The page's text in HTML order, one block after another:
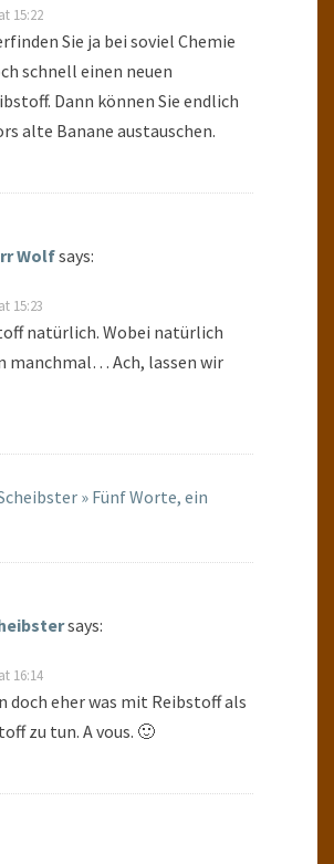
15:22
Sie ja bei soviel Chemie
schnell einen neuen
Dann können Sie endlich
alte Banane austauschen.
Wolfsays:
15:23
natürlich. Wobei natürlich
manchmal… Ach, lassen wir
» Fünf Worte, ein
says:
16:14
doch eher was mit Reibstoff als
zu tun. A vous. 🙂